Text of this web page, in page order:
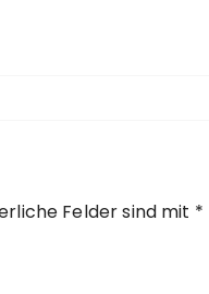
Felder sind mit *